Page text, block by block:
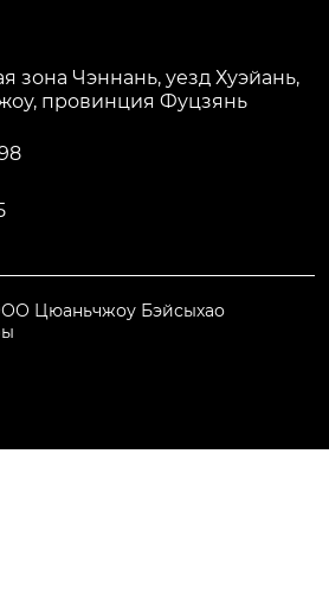
зона Чэннань, уезд Хуэйань,
провинция Фуцзянь
Цюаньчжоу Бэйсыхао